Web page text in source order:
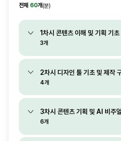
전체 60개(분)
1차시 콘텐츠 이해 및 기획 기초
3개
2차시 디자인 툴 기초 및 제작
4개
3차시 콘텐츠 기획 및 AI 비주
6개